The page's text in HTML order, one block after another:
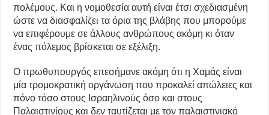
πολέμους. Και η νομοθεσία αυτή είναι έτσι σχεδιασμένη
ώστε να διασφαλίζει τα όρια της βλάβης που μπορούμε
να επιφέρουμε σε άλλους ανθρώπους ακόμη κι όταν
ένας πόλεμος βρίσκεται σε εξέλιξη.
Ο πρωθυπουργός επεσήμανε ακόμη ότι η Χαμάς είναι
μία τρομοκρατική οργάνωση που προκαλεί απώλειες και
πόνο τόσο στους Ισραηλινούς όσο και στους
Παλαιστινίους και δεν ταυτίζεται με τον παλαιστινιακό